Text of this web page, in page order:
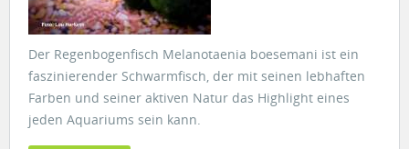
Der Regenbogenfisch Melanotaenia boesemani ist ein
faszinierender Schwarmfisch, der mit seinen lebhaften
Farben und seiner aktiven Natur das Highlight eines
jeden Aquariums sein kann.